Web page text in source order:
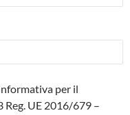
per il
UE 2016/679 –